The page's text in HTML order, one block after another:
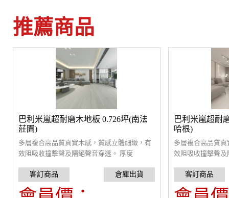
推薦商品
巴利米嵐超耐磨木地板 0.726坪(南法
莊園)
多層複合高品質真實木感，質感立體細緻，有
效阻吸收撞擊聲及隔絕聲音穿透。 厚度
量。搭配MaxBlock 阻尼隔音毯(3mm)可達
44dB,採用卡扣設計，可自行組裝。一盒0.726
坪。雙北以外地區每箱加收，運費300元/箱
巴利米嵐超耐
哈根)
多層複合高品質
效阻吸收撞擊聲
量。搭配
44dB,採用卡扣設
坪。雙北以外地